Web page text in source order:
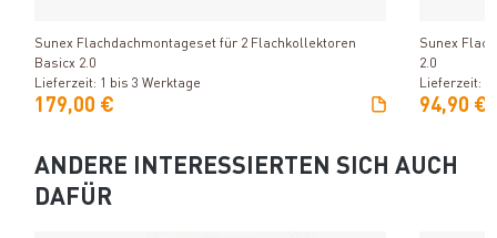
Sunex Flachdachmontageset für 2 Flachkollektoren
Basicx 2.0
Lieferzeit: 1 bis 3 Werktage
179,00 €
Sunex
2.0
Lieferzeit: 1
94,90 €
ANDERE INTERESSIERTEN SICH AUCH
DAFÜR